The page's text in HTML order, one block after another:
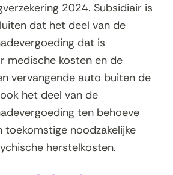
2024. Subsidiair is
dat het deel van de
dat is
medische kosten en de
vervangende auto buiten de
het deel van de
ten behoeve
toekomstige noodzakelijke
herstelkosten.